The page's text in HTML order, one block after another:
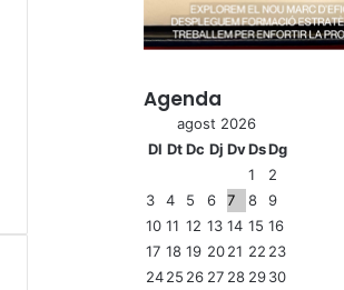
Agenda
agost 2026
Dl Dt Dc Dj DvDsDg
1
2
3
4 5 6 7 8
9
10 11 12 13 14 15 16
17 18 19 2021 22 23
2425 26 27 28 2930